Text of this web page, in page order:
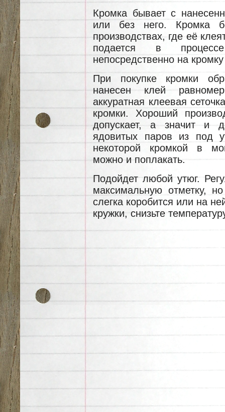
Кромка бывает с
или без него. Кромка
производствах, где её
подается в
непосредственно на
При покупке кромки
нанесен клей
аккуратная клеевая
кромки. Хороший
допускает, а значит и
ядовитых паров из под
некоторой кромкой в
можно и поплакать.
Подойдет любой утюг.
максимальную отметку,
слегка коробится или на
кружки, снизьте